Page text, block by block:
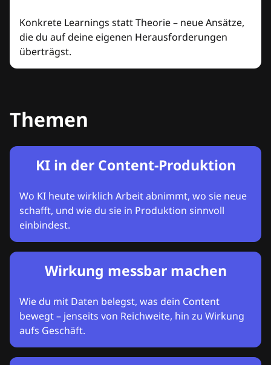
Konkrete Learnings statt Theorie – neue Ansätze,
die du auf deine eigenen Herausforderungen
überträgst.
Themen
KI in der Content-Produktion
Wo KI heute wirklich Arbeit abnimmt, wo sie neue
schafft, und wie du sie in Produktion sinnvoll
einbindest.
Wirkung messbar machen
Wie du mit Daten belegst, was dein Content
bewegt – jenseits von Reichweite, hin zu Wirkung
aufs Geschäft.